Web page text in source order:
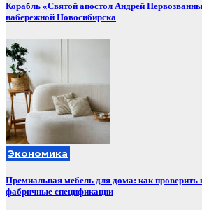
Корабль «Святой апостол Андрей
набережной Новосибирска
Экономика
Премиальная мебель для дома: как проверить
фабричные спецификации